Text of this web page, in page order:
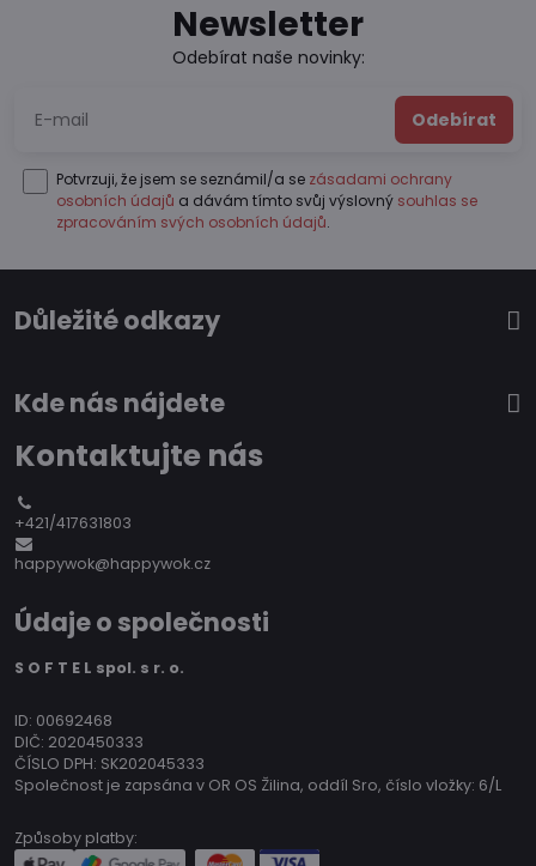
Newsletter
Odebírat naše novinky:
Odebírat
Potvrzuji, že jsem se seznámil/a se zásadami ochrany
osobních údajů a dávám tímto svůj výslovný souhlas se
zpracováním svých osobních údajů.
Důležité odkazy
Kde nás nájdete
Kontaktujte nás
+421/417631803
happywok@happywok.cz
Údaje o společnosti
S O F T E L spol. s r. o.
ID: 00692468
DIČ: 2020450333
ČÍSLO DPH: SK202045333
Společnost je zapsána v OR OS Žilina, oddíl Sro, číslo vložky: 6/L
Způsoby platby: